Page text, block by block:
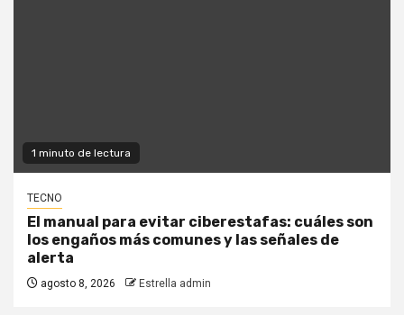
1 minuto de lectura
TECNO
El manual para evitar ciberestafas: cuáles son
los engaños más comunes y las señales de
alerta
agosto 8, 2026 Estrella admin